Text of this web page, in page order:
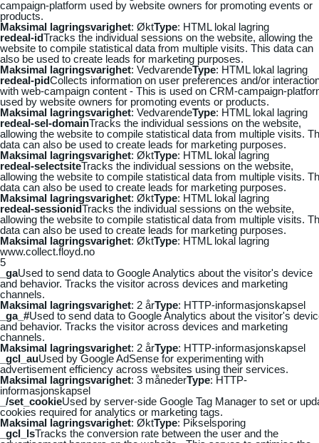
campaign-platform used by website owners for promoting events or
products.
Maksimal lagringsvarighet: ØktType: HTML lokal lagring
redeal-idTracks the individual sessions on the website, allowing the
website to compile statistical data from multiple visits. This data can
also be used to create leads for marketing purposes.
Maksimal lagringsvarighet: VedvarendeType: HTML lokal lagring
redeal-pidCollects information on user preferences and/or
with web-campaign content - This is used on CRM-campaign-
used by website owners for promoting events or products.
Maksimal lagringsvarighet: VedvarendeType: HTML lokal lagring
redeal-sel-domainTracks the individual sessions on the website,
allowing the website to compile statistical data from multiple visits.
data can also be used to create leads for marketing purposes.
Maksimal lagringsvarighet: ØktType: HTML lokal lagring
redeal-selectsiteTracks the individual sessions on the website,
allowing the website to compile statistical data from multiple visits.
data can also be used to create leads for marketing purposes.
Maksimal lagringsvarighet: ØktType: HTML lokal lagring
redeal-sessionidTracks the individual sessions on the website,
allowing the website to compile statistical data from multiple visits.
data can also be used to create leads for marketing purposes.
Maksimal lagringsvarighet: ØktType: HTML lokal lagring
www.collect.floyd.no
5
_gaUsed to send data to Google Analytics about the visitor's device
and behavior. Tracks the visitor across devices and marketing
channels.
Maksimal lagringsvarighet: 2 årType: HTTP-informasjonskapsel
_ga_#Used to send data to Google Analytics about the visitor's
and behavior. Tracks the visitor across devices and marketing
channels.
Maksimal lagringsvarighet: 2 årType: HTTP-informasjonskapsel
_gcl_auUsed by Google AdSense for experimenting with
advertisement efficiency across websites using their services.
Maksimal lagringsvarighet: 3 månederType: HTTP-
informasjonskapsel
_/set_cookieUsed by server-side Google Tag Manager to set or
cookies required for analytics or marketing tags.
Maksimal lagringsvarighet: ØktType: Pikselsporing
_gcl_lsTracks the conversion rate between the user and the